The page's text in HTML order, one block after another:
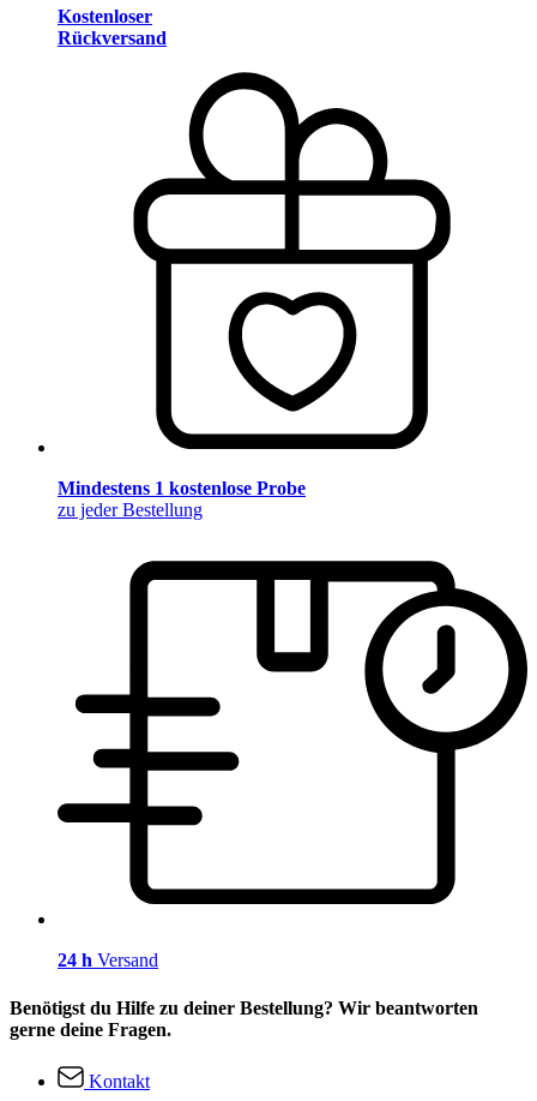
Kostenloser
Rückversand
Mindestens 1 kostenlose Probe
zu jeder Bestellung
24 h Versand
Benötigst du Hilfe zu deiner Bestellung? Wir beantworten
gerne deine Fragen.
Kontakt